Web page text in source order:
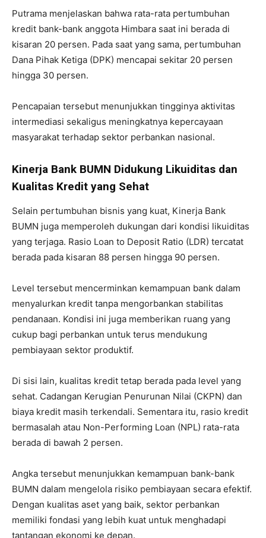
Putrama menjelaskan bahwa rata-rata pertumbuhan
kredit bank-bank anggota Himbara saat ini berada di
kisaran 20 persen. Pada saat yang sama, pertumbuhan
Dana Pihak Ketiga (DPK) mencapai sekitar 20 persen
hingga 30 persen.
Pencapaian tersebut menunjukkan tingginya aktivitas
intermediasi sekaligus meningkatnya kepercayaan
masyarakat terhadap sektor perbankan nasional.
Kinerja Bank BUMN Didukung Likuiditas dan
Kualitas Kredit yang Sehat
Selain pertumbuhan bisnis yang kuat, Kinerja Bank
BUMN juga memperoleh dukungan dari kondisi likuiditas
yang terjaga. Rasio Loan to Deposit Ratio (LDR) tercatat
berada pada kisaran 88 persen hingga 90 persen.
Level tersebut mencerminkan kemampuan bank dalam
menyalurkan kredit tanpa mengorbankan stabilitas
pendanaan. Kondisi ini juga memberikan ruang yang
cukup bagi perbankan untuk terus mendukung
pembiayaan sektor produktif.
Di sisi lain, kualitas kredit tetap berada pada level yang
sehat. Cadangan Kerugian Penurunan Nilai (CKPN) dan
biaya kredit masih terkendali. Sementara itu, rasio kredit
bermasalah atau Non-Performing Loan (NPL) rata-rata
berada di bawah 2 persen.
Angka tersebut menunjukkan kemampuan bank-bank
BUMN dalam mengelola risiko pembiayaan secara efektif.
Dengan kualitas aset yang baik, sektor perbankan
memiliki fondasi yang lebih kuat untuk menghadapi
tantangan ekonomi ke depan.